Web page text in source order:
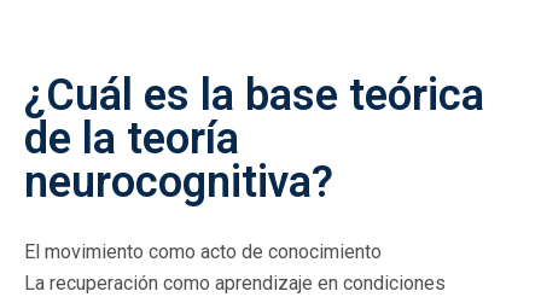
¿Cuál es la base teórica
de la teoría
neurocognitiva?
El movimiento como acto de conocimiento
La recuperación como aprendizaje en condiciones